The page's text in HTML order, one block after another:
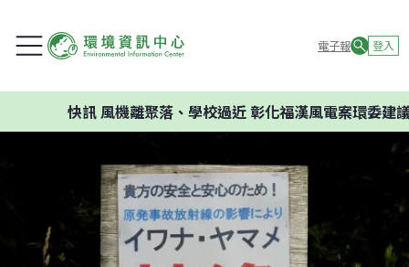
電子報 登入
快訊風機離聚落、學校過近 彰化福漢風電案環委建議不